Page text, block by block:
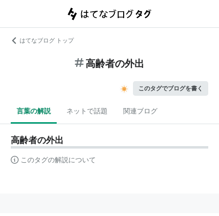
はてなブログ トップ
高齢者の外出
このタグでブログを書く
言葉の解説 ネットで話題 関連ブログ
高齢者の外出
このタグの解説について